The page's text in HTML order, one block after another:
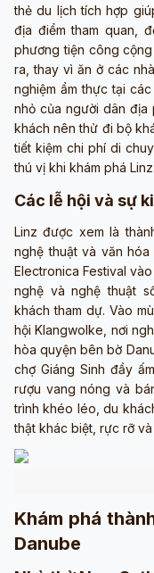
thẻ du lịch tích hợp
địa điểm tham quan,
phương tiện công
ra, thay vì ăn ở các
nghiệm ẩm thực tại các
nhỏ của người dân
khách nên thử đi bộ
tiết kiệm chi phí di
thú vị khi khám phá Linz.
Các lễ hội và sự
Linz được xem là
nghệ thuật và văn hóa
Electronica Festival
nghệ và nghệ thuật
khách tham dự. Vào
hội Klangwolke, nơi
hòa quyện bên bờ
chợ Giáng Sinh đầy
rượu vang nóng và
trình khéo léo, du
thật khác biệt, rực rỡ
Khám phá
Danube